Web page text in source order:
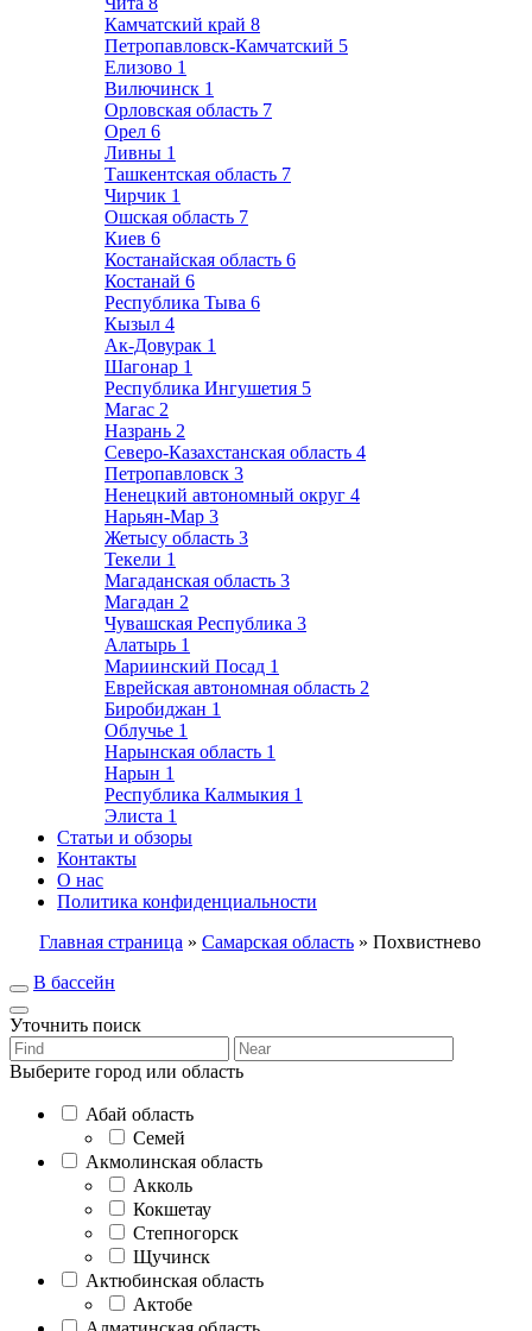
Камчатский край 8
Петропавловск-Камчатский 5
Елизово 1
Вилючинск 1
Орловская область 7
Орел 6
Ливны 1
Ташкентская область 7
Чирчик 1
Ошская область 7
Киев 6
Костанайская область 6
Костанай 6
Республика Тыва 6
Кызыл 4
Ак-Довурак 1
Шагонар 1
Республика Ингушетия 5
Магас 2
Назрань 2
Северо-Казахстанская область 4
Петропавловск 3
Ненецкий автономный округ 4
Нарьян-Мар 3
Жетысу область 3
Текели 1
Магаданская область 3
Магадан 2
Чувашская Республика 3
Алатырь 1
Мариинский Посад 1
Еврейская автономная область 2
Биробиджан 1
Облучье 1
Нарынская область 1
Нарын 1
Республика Калмыкия 1
Элиста 1
Статьи и обзоры
Контакты
О нас
Политика конфиденциальности
Главная страница » Самарская область » Похвистнево
В бассейн
Уточнить поиск
Выберите город или область
Абай область
Семей
Акмолинская область
Акколь
Кокшетау
Степногорск
Щучинск
Актюбинская область
Актобе